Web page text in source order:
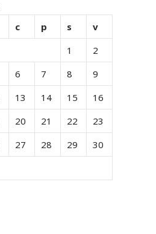
c p s
v
1
2
6 7 8
9
13 14 15
16
20 21 22
23
27 28 29
30